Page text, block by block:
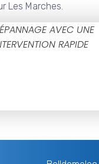
Les Marches.
AVEC UNE
RAPIDE